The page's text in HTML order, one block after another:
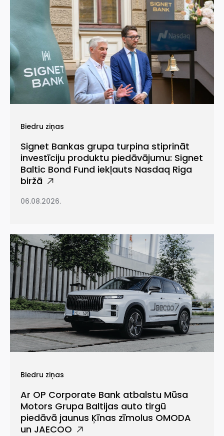
Biedru ziņas
Signet Bankas grupa turpina stiprināt
investīciju produktu piedāvājumu: Signet
Baltic Bond Fund iekļauts Nasdaq Riga
biržā
06.08.2026.
Biedru ziņas
Ar OP Corporate Bank atbalstu Mūsa
Motors Grupa Baltijas auto tirgū
piedāvā jaunus Ķīnas zīmolus OMODA
un JAECOO